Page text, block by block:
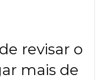
revisar o
mais de